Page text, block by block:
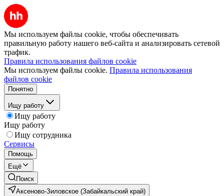
Мы используем файлы cookie, чтобы обеспечивать
правильную работу нашего веб-сайта и анализировать сетевой
трафик.
Правила использования файлов cookie
Мы используем файлы cookie. Правила использования
файлов cookie
Понятно
Ищу работу
Ищу работу
Ищу работу
Ищу сотрудника
Сервисы
Помощь
Ещё
Поиск
Аксеново-Зиловское (Забайкальский край)